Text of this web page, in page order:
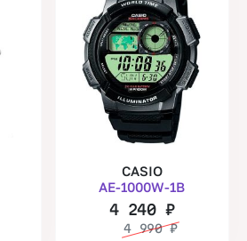
CASIO
AE-1000W-1B
4 240₽
4 990₽